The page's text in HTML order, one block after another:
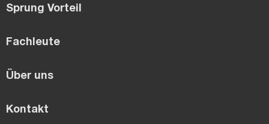
Sprung Vorteil
Fachleute
Über uns
Kontakt